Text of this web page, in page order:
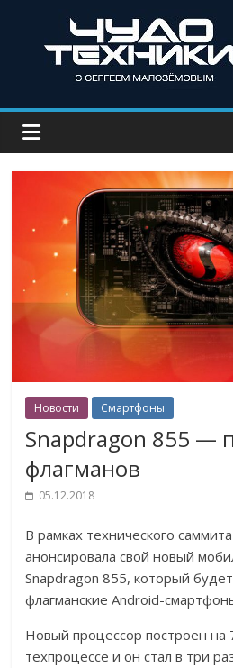
Новости Смартфоны
Snapdragon 855 —
флагманов
05.12.2018
В рамках технического
анонсировала свой новый
Snapdragon 855, который
флагманские Android-
Новый процессор построен на
техпроцессе и он стал в три